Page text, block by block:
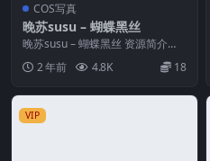
COS写真
晚苏susu – 蝴蝶黑丝
晚苏susu – 蝴蝶黑丝 资源简介
「资源名称」：晚苏susu – 蝴蝶黑
丝[...2 年前 4.8K 18
VIP